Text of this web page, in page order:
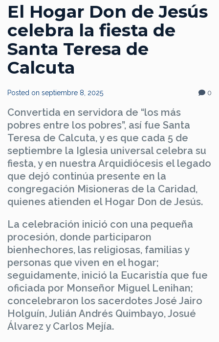
El Hogar Don de Jesús
celebra la fiesta de
Santa Teresa de
Calcuta
Posted on septiembre 8, 2025 0
Convertida en servidora de “los más
pobres entre los pobres”, así fue Santa
Teresa de Calcuta, y es que cada 5 de
septiembre la Iglesia universal celebra su
fiesta, y en nuestra Arquidiócesis el legado
que dejó continúa presente en la
congregación Misioneras de la Caridad,
quienes atienden el Hogar Don de Jesús.
La celebración inició con una pequeña
procesión, donde participaron
bienhechores, las religiosas, familias y
personas que viven en el hogar;
seguidamente, inició la Eucaristía que fue
oficiada por Monseñor Miguel Lenihan;
concelebraron los sacerdotes José Jairo
Holguín, Julián Andrés Quimbayo, Josué
Álvarez y Carlos Mejía.